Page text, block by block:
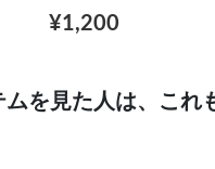
¥1,200
ムを見た人は、これ